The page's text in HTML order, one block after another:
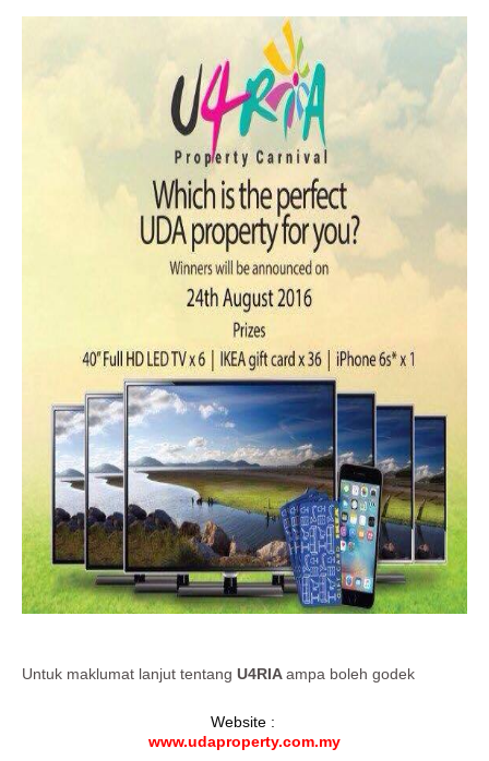
Untuk maklumat lanjut tentang U4RIAampa boleh godek
Website :
www.udaproperty.com.my